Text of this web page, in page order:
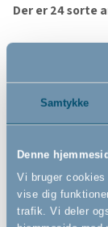
Samtykke
Denne
Vi bruger
vise dig
trafik. Vi deler
Der er 24 sorte